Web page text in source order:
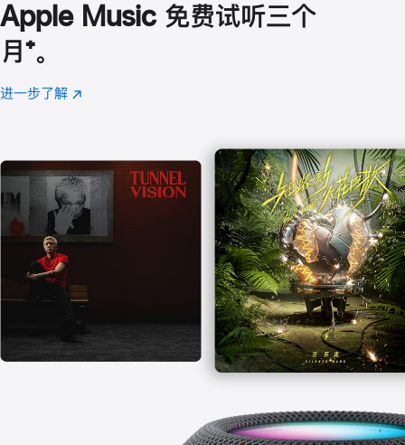
Apple Music 免费试听三个
月 脚
注
⁺。
进一步了解 Apple
(在
口
中
打
开)